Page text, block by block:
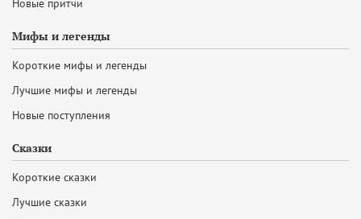
Новые притчи
Мифы и легенды
Короткие мифы и легенды
Лучшие мифы и легенды
Новые поступления
Сказки
Короткие сказки
Лучшие сказки